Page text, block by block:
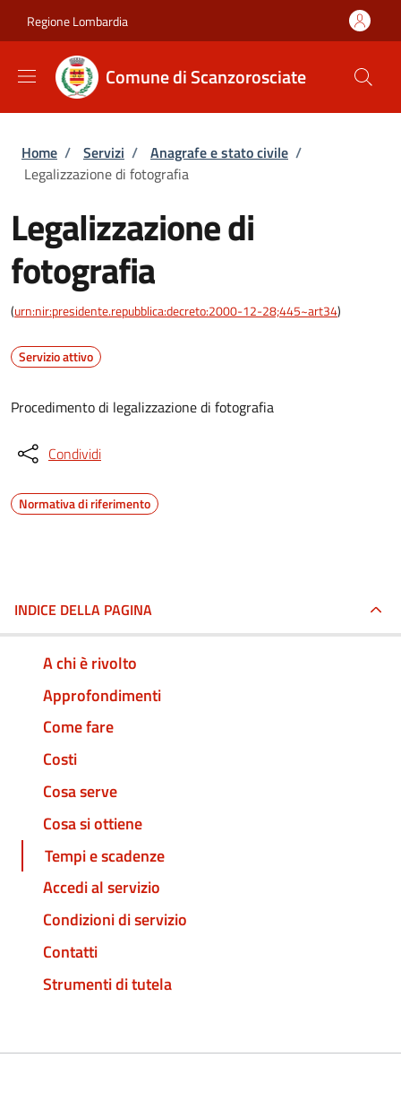
Regione Lombardia
Comune di Scanzorosciate
Briciole di pane
Home / Servizi / Anagrafe e stato civile /
Legalizzazione di fotografia
Legalizzazione di
fotografia
(urn:nir:presidente.repubblica:decreto:2000-12-28;445~art34)
Servizio attivo
Procedimento di legalizzazione di fotografia
Condividi
Normativa di riferimento
INDICE DELLA PAGINA
A chi è rivolto
Approfondimenti
Come fare
Costi
Cosa serve
Cosa si ottiene
Tempi e scadenze
Accedi al servizio
Condizioni di servizio
Contatti
Strumenti di tutela